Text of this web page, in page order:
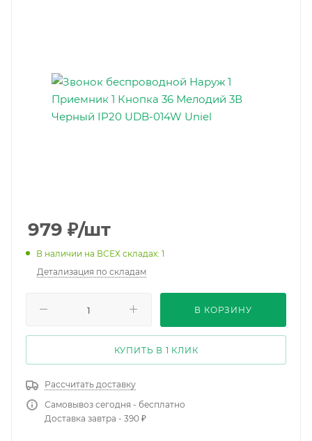
979 ₽/шт
В наличии на ВСЕХ складах: 1
Детализация по складам
В КОРЗИНУ
КУПИТЬ В 1 КЛИК
Рассчитать доставку
Самовывоз сегодня - бесплатно
Доставка завтра - 390 ₽